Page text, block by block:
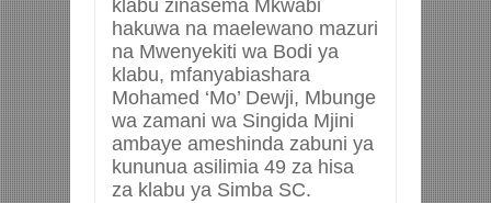
klabu zinasema Mkwabi
hakuwa na maelewano mazuri
na Mwenyekiti wa Bodi ya
klabu, mfanyabiashara
Mohamed ‘Mo’ Dewji, Mbunge
wa zamani wa Singida Mjini
ambaye ameshinda zabuni ya
kununua asilimia 49 za hisa
za klabu ya Simba SC.